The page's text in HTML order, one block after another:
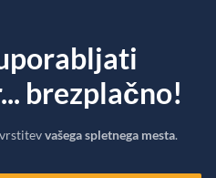
brezplačno!
vašega spletnega mesta.